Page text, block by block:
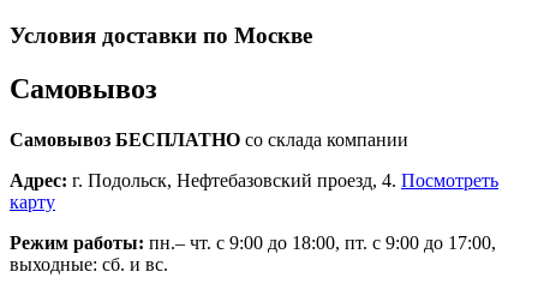
Условия доставки по Москве
Самовывоз
Самовывоз БЕСПЛАТНО со склада компании
Адрес: г. Подольск, Нефтебазовский проезд, 4. Посмотреть
карту
Режим работы: пн.– чт. с 9:00 до 18:00, пт. с 9:00 до 17:00,
выходные: сб. и вс.